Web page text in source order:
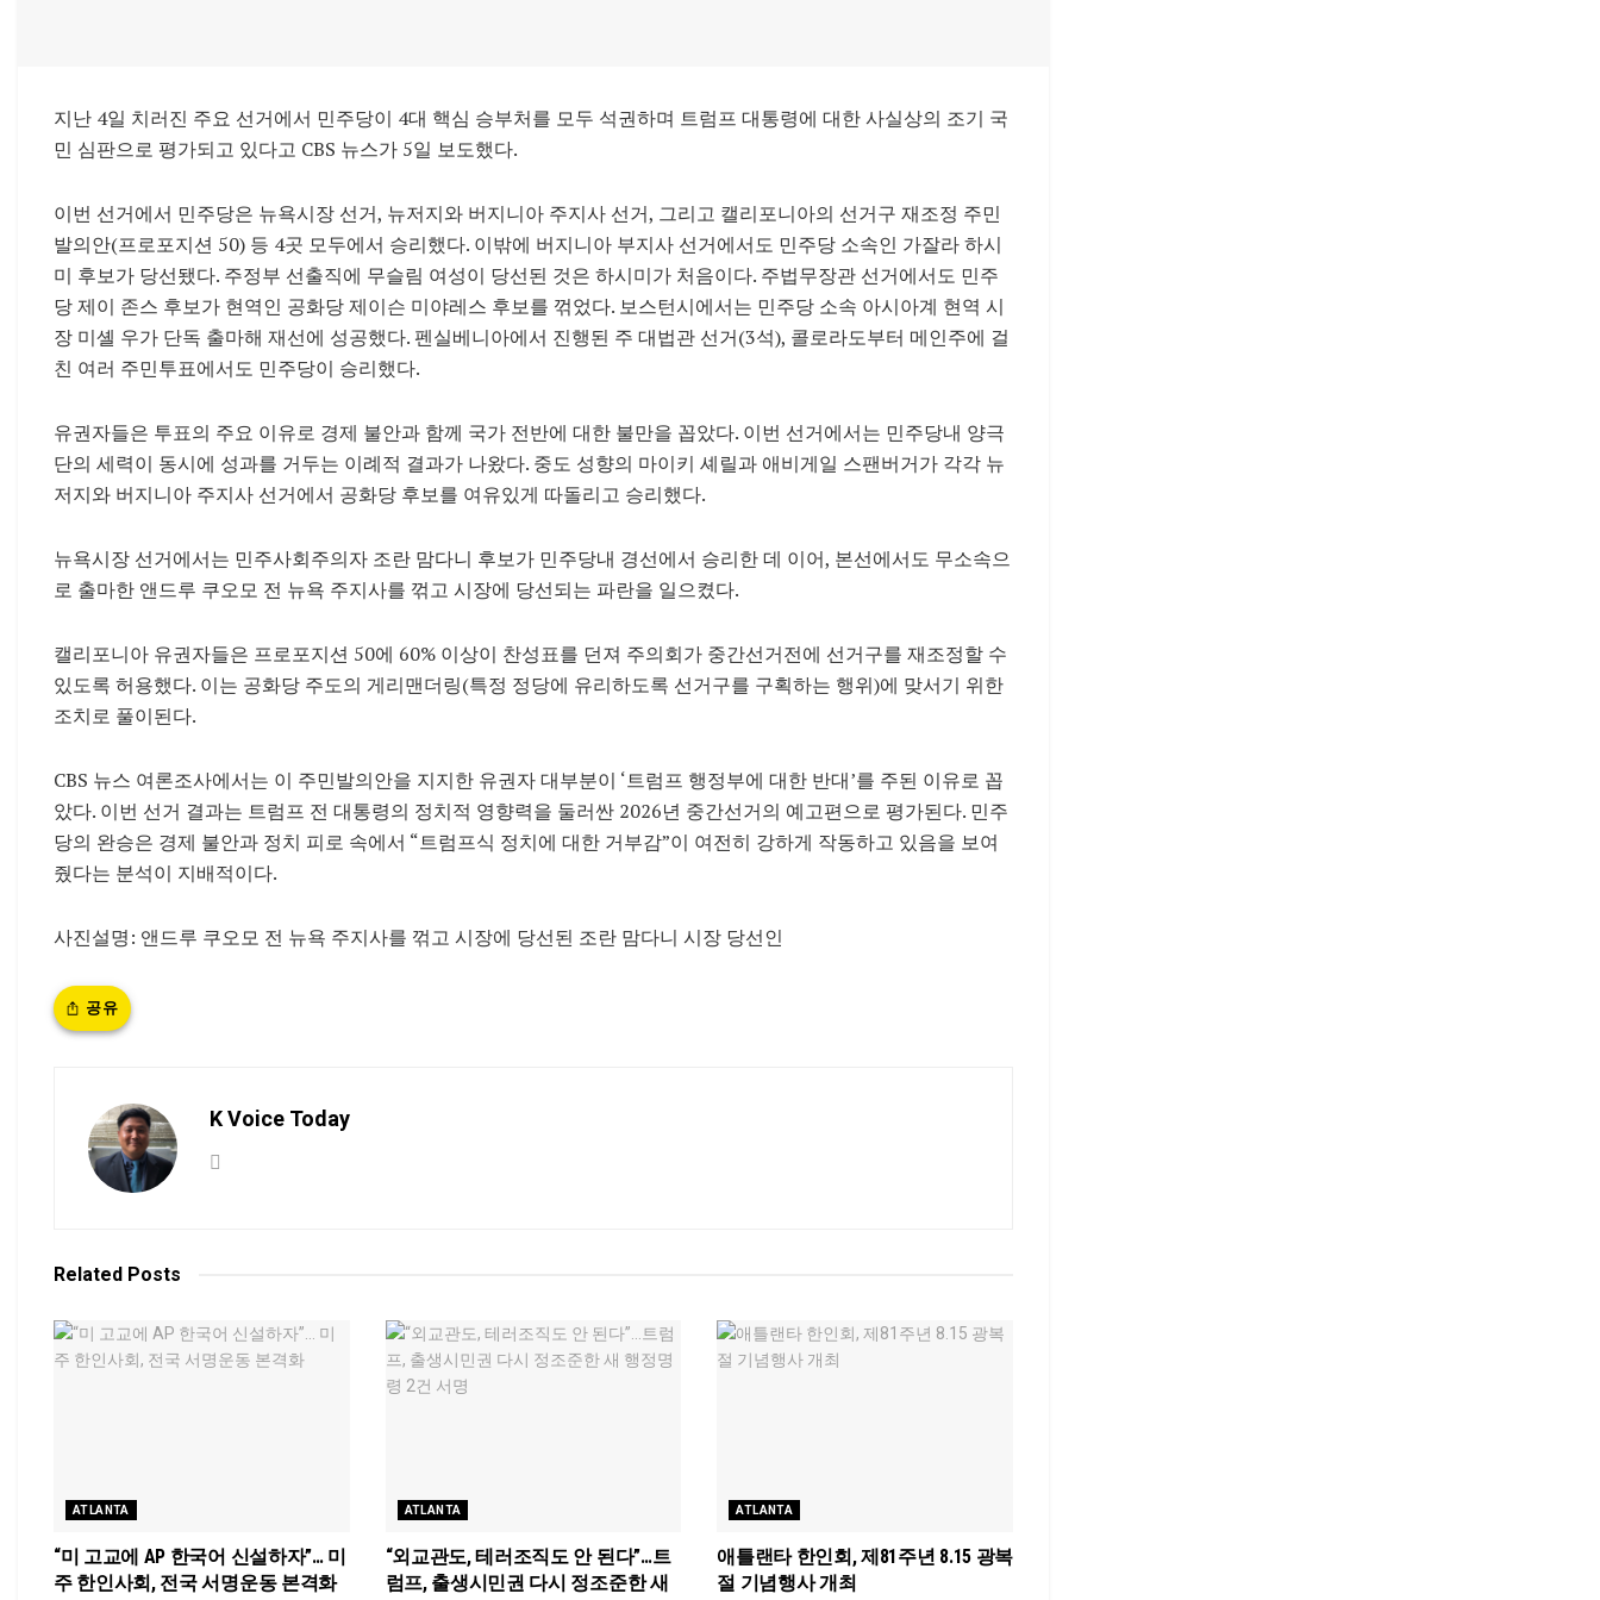
지난 4일 치러진 주요 선거에서 민주당이 4대 핵심 승부처를 모두 석권하며 트럼프 대통령에 대한 사실상의 조기 국
민 심판으로 평가되고 있다고 CBS 뉴스가 5일 보도했다.
이번 선거에서 민주당은 뉴욕시장 선거, 뉴저지와 버지니아 주지사 선거, 그리고 캘리포니아의 선거구 재조정 주민
발의안(프로포지션 50) 등 4곳 모두에서 승리했다. 이밖에 버지니아 부지사 선거에서도 민주당 소속인 가잘라 하시
미 후보가 당선됐다. 주정부 선출직에 무슬림 여성이 당선된 것은 하시미가 처음이다. 주법무장관 선거에서도 민주
당 제이 존스 후보가 현역인 공화당 제이슨 미야레스 후보를 꺾었다. 보스턴시에서는 민주당 소속 아시아계 현역 시
장 미셸 우가 단독 출마해 재선에 성공했다. 펜실베니아에서 진행된 주 대법관 선거(3석), 콜로라도부터 메인주에 걸
친 여러 주민투표에서도 민주당이 승리했다.
유권자들은 투표의 주요 이유로 경제 불안과 함께 국가 전반에 대한 불만을 꼽았다. 이번 선거에서는 민주당내 양극
단의 세력이 동시에 성과를 거두는 이례적 결과가 나왔다. 중도 성향의 마이키 셰릴과 애비게일 스팬버거가 각각 뉴
저지와 버지니아 주지사 선거에서 공화당 후보를 여유있게 따돌리고 승리했다.
뉴욕시장 선거에서는 민주사회주의자 조란 맘다니 후보가 민주당내 경선에서 승리한 데 이어, 본선에서도 무소속으
로 출마한 앤드루 쿠오모 전 뉴욕 주지사를 꺾고 시장에 당선되는 파란을 일으켰다.
캘리포니아 유권자들은 프로포지션 50에 60% 이상이 찬성표를 던져 주의회가 중간선거전에 선거구를 재조정할 수
있도록 허용했다. 이는 공화당 주도의 게리맨더링(특정 정당에 유리하도록 선거구를 구획하는 행위)에 맞서기 위한
조치로 풀이된다.
CBS 뉴스 여론조사에서는 이 주민발의안을 지지한 유권자 대부분이 ‘트럼프 행정부에 대한 반대’를 주된 이유로 꼽
았다. 이번 선거 결과는 트럼프 전 대통령의 정치적 영향력을 둘러싼 2026년 중간선거의 예고편으로 평가된다. 민주
당의 완승은 경제 불안과 정치 피로 속에서 “트럼프식 정치에 대한 거부감”이 여전히 강하게 작동하고 있음을 보여
줬다는 분석이 지배적이다.
사진설명: 앤드루 쿠오모 전 뉴욕 주지사를 꺾고 시장에 당선된 조란 맘다니 시장 당선인
공유
K Voice Today
Related Posts
ATLANTA
“미 고교에 AP 한국어 신설하자”… 미
주 한인사회, 전국 서명운동 본격화
ATLANTA
“외교관도, 테러조직도 안 된다”…트
럼프, 출생시민권 다시 정조준한 새
ATLANTA
애틀랜타 한인회, 제81주년 8.15 광복
절 기념행사 개최